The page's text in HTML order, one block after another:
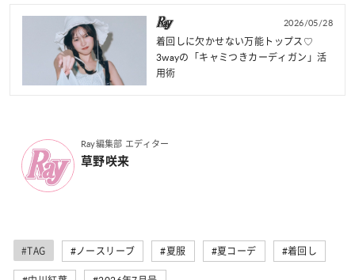
2026/05/28
着回しに欠かせない万能トップス♡
3wayの「キャミつきカーディガン」活
用術
Ray編集部 エディター
草野咲来
#TAG #ノースリーブ #夏服 #夏コーデ #着回し